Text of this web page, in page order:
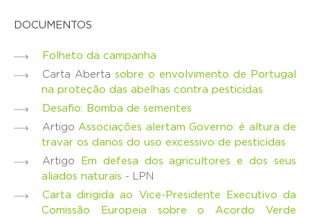
DOCUMENTOS
Folheto da campanha
Carta Aberta sobre o envolvimento de Portugal
na proteção das abelhas contra pesticidas
Desafio: Bomba de sementes
ArtigoAssociações alertam Governo: é altura de
travar os danos do uso excessivo de pesticidas
Artigo
Em defesa dos agricultores e dos seus
aliados naturais - LPN
Carta dirigida ao Vice-Presidente Executivo da
Comissão Europeia sobre o Acordo Verde